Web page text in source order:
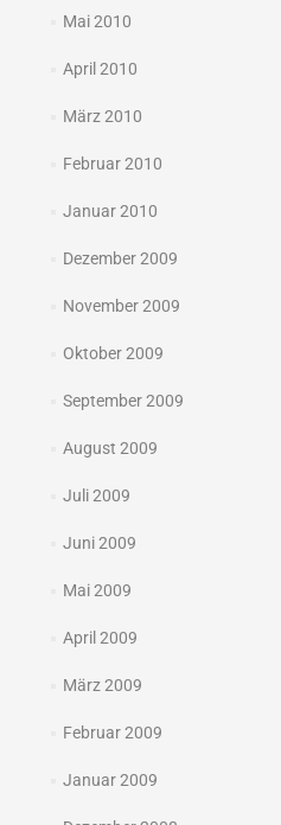
Mai 2010
April 2010
März 2010
Februar 2010
Januar 2010
Dezember 2009
November 2009
Oktober 2009
September 2009
August 2009
Juli 2009
Juni 2009
Mai 2009
April 2009
März 2009
Februar 2009
Januar 2009